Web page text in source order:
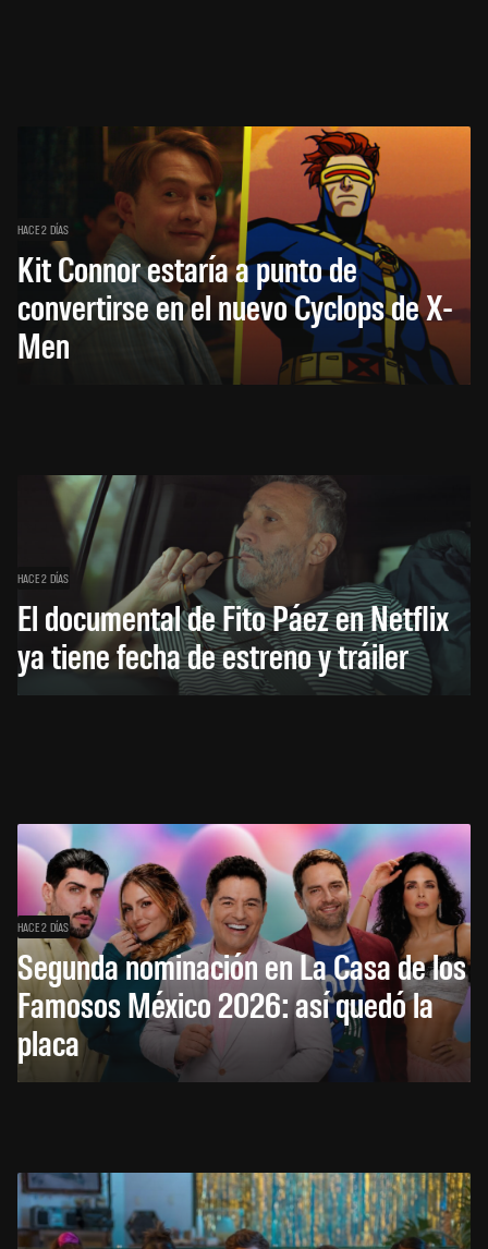
HACE 2 DÍAS
Kit Connor estaría a punto de
convertirse en el nuevo Cyclops de X-
Men
HACE 2 DÍAS
El documental de Fito Páez en Netflix
ya tiene fecha de estreno y tráiler
HACE 2 DÍAS
Segunda nominación en La Casa de los
Famosos México 2026: así quedó la
placa